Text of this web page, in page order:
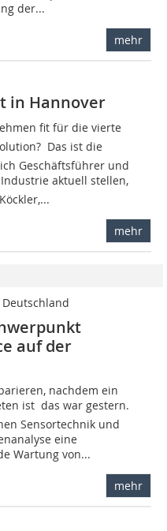
der...
mehr
in Hannover
fit für die vierte
 Das ist die
Geschäftsführer und
aktuell stellen,
mehr
auf der
nachdem ein
ist  das war gestern.
Sensortechnik und
eine
Wartung von...
mehr